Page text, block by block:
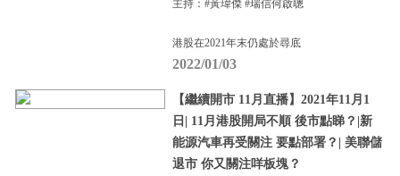
主持：#黃瑋傑 #瑞信何啟聰
港股在2021年末仍處於尋底
2022/01/03
【繼續開市 11月直播】2021年11月1
日| 11月港股開局不順 後市點睇？|新
能源汽車再受關注 要點部署？| 美聯儲
退市 你又關注咩板塊？